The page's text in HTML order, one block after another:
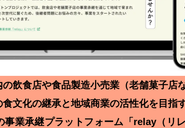
飲食店や食品製造小売業（老舗菓子店
文化の継承と地域商業の活性化を目指
事業承継プラットフォーム「relay（リ